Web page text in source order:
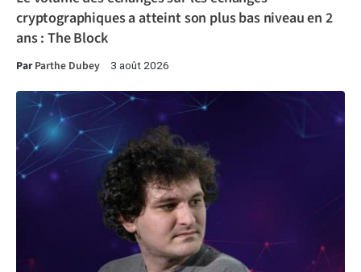
cryptographiques a atteint son plus bas niveau en 2
ans : The Block
ParParthe Dubey 3 août 2026